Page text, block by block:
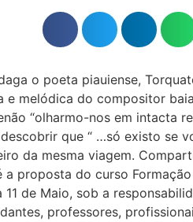
o poeta piauiense,
melódica do compositor
“olharmo-nos em intacta
que “ …só existo se
da mesma viagem.
proposta do curso
de Maio, sob a
professores,